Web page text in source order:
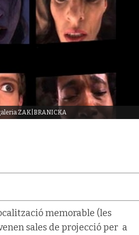
ZAK|BRANICKA
memorable (les
sales de projecció per a